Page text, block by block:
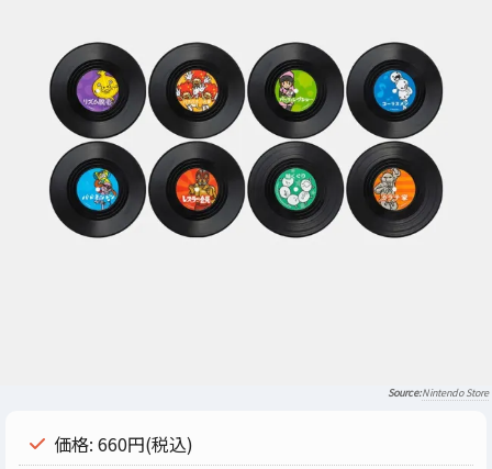
Nintendo Store
価格: 660円(税込)